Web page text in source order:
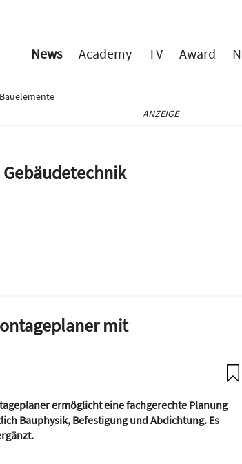
News Academy TV Award
ANZEIGE
mit
ermöglicht eine fachgerechte Planung
Bauphysik, Befestigung und Abdichtung. Es